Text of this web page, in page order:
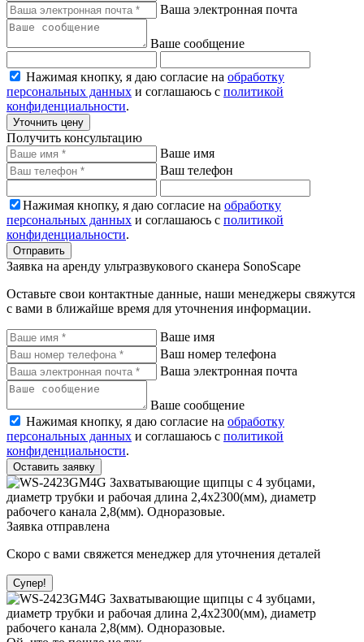
Ваша электронная почта
Ваше сообщение
Нажимая кнопку, я даю согласие на обработку
персональных данных и соглашаюсь с политикой
конфиденциальности.
Уточнить цену
Получить консультацию
Ваше имя
Ваш телефон
Нажимая кнопку, я даю согласие на обработку
персональных данных и соглашаюсь с политикой
конфиденциальности.
Отправить
Заявка на аренду ультразвукового сканера SonoScape
Оставьте свои контактные данные, наши менеджеры свяжутся
с вами в ближайше время для уточнения информации.
Ваше имя
Ваш номер телефона
Ваша электронная почта
Ваше сообщение
Нажимая кнопку, я даю согласие на обработку
персональных данных и соглашаюсь с политикой
конфиденциальности.
Оставить заявку
Заявка отправлена
Скоро с вами свяжется менеджер для уточнения деталей
Супер!